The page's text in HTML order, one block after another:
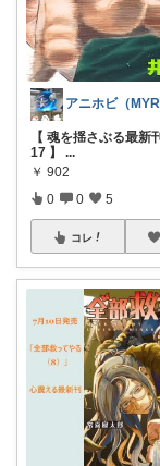
【 魂を揺さぶる最新
17 】
...
￥ 902
0 0 5
コレ